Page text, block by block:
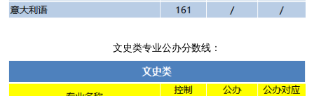
文史类专业公办分数线：